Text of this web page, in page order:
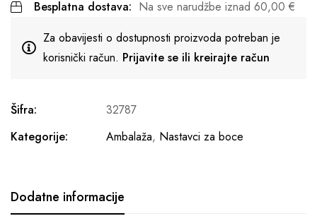
Besplatna dostava: Na sve narudžbe iznad 60,00 €
Za obavijesti o dostupnosti proizvoda potreban je
korisnički račun. Prijavite se ili kreirajte račun
Šifra:
32787
Kategorije:
Ambalaža, Nastavci za boce
Dodatne informacije